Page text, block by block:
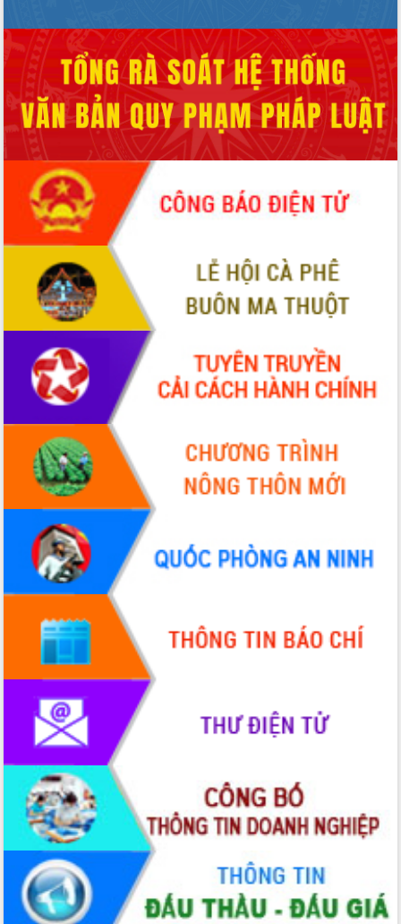
Diễn đàn Kinh tế tư nhân Việt Nam đột
phá cơ chế - Hợp tác công tư
Đề án 06 tạo bước ngoặt đột phá trong
cải cách hành chính tỉnh Đắk Lắk
Kết nối tour, đẩy mạnh chuyển đổi số
để phát triển du lịch Đắk Lắk
Khởi động Dự án Đầu tư xây dựng hạ
tầng kỹ thuật Cụm công nghiệp Tân
Tiến
Gặp mặt các cơ quan báo chí nhân Kỷ
niệm 101 năm Ngày Báo chí Cách
mạng Việt Nam
Đắk Lắk sơ kết 4 năm triển khai thực
hiện Đề án 06 của Chính phủ
Họp báo thông tin về Hội nghị Công bố
Quy hoạch và Xúc tiến đầu tư tỉnh Đắk
Khơi thông điểm nghẽn, đẩy nhanh
giải ngân vốn khắc phục thiên tai
HĐND tỉnh thông qua điều chỉnh Quy
hoạch tỉnh thời kỳ 2021-2030
Hội thảo góp ý hồ sơ điều chỉnh quy
hoạch tỉnh Đắk Lắk thời kỳ 2021-2030,
tầm nhìn đến năm 2050
Nâng cao hiệu quả hoạt động của các
doanh nghiệp nhà nước
Hội nghị triển khai kết nối mạng
truyền số liệu chuyên dùng phục vụ cơ
quan Đảng, Nhà nước
Lễ phát động chuỗi hoạt động chung
tay làm sạch môi trường
Xã Ea Kar bước chuyển mình trong
công tác cải cách hành chính mô hình
mới
UBND tỉnh họp báo định kỳ tháng 4
năm 2026
Hội thảo khoa học “Giải pháp thúc đẩy
phát triển nền kinh tế xanh tại tỉnh
Đắk Lắk”
Tăng cường giám sát, đôn đốc thực
hiện nhiệm vụ quản lý tài sản công
hàng tuần
Tháo gỡ những vướng mắc, đẩy mạnh
công tác cải cách thủ tục hành chính
tại Trung tâm Phục vụ hành chính
công tỉnh